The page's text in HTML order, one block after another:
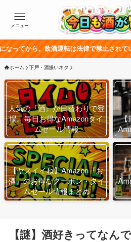
メニュー
飲酒運転は法律で禁止されています。妊
ホーム 下戸・酒嫌いネタ
人気の『酒』が日替わりで登
場。毎日お得なAmazonタイ
ムセール情報
【
【ヤスイイね】Amazon『お
酒』のお得なクーポン・タイ
ムセール情報まとめ
【謎】酒好きってなん